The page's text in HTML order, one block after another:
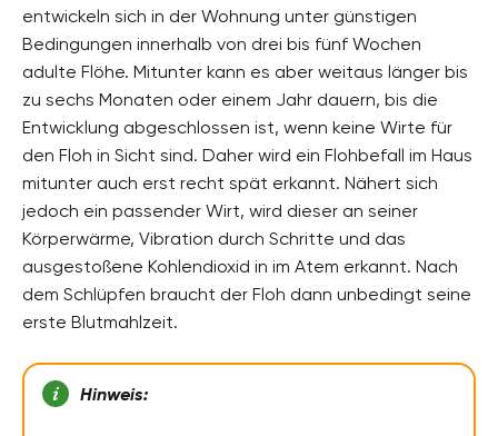
entwickeln sich in der Wohnung unter günstigen
Bedingungen innerhalb von drei bis fünf Wochen
adulte Flöhe. Mitunter kann es aber weitaus länger bis
zu sechs Monaten oder einem Jahr dauern, bis die
Entwicklung abgeschlossen ist, wenn keine Wirte für
den Floh in Sicht sind. Daher wird ein Flohbefall im Haus
mitunter auch erst recht spät erkannt. Nähert sich
jedoch ein passender Wirt, wird dieser an seiner
Körperwärme, Vibration durch Schritte und das
ausgestoßene Kohlendioxid in im Atem erkannt. Nach
dem Schlüpfen braucht der Floh dann unbedingt seine
erste Blutmahlzeit.
Hinweis: